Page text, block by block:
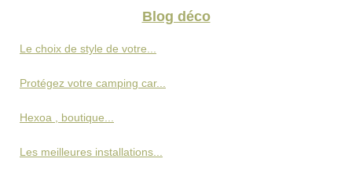
Blog déco
Le choix de style de votre...
Protégez votre camping car...
Hexoa , boutique...
Les meilleures installations...